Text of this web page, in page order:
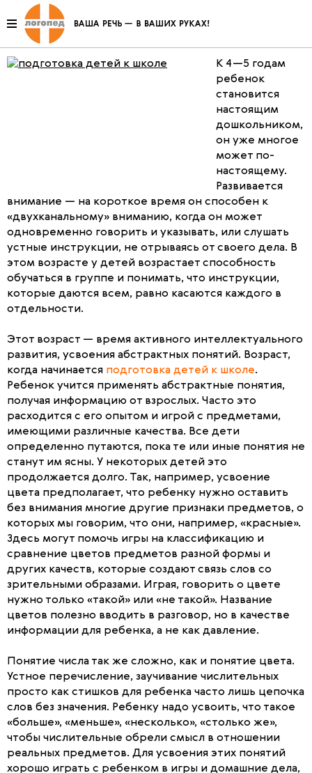
Пятый год жизни ребенка
К 4—5 годам
ребенок
становится
настоящим
дошкольником,
он уже многое
может по-
настоящему.
Развивается
внимание — на короткое время он способен к
«двухканальному» вниманию, когда он может
одновременно говорить и указывать, или слушать
устные инструкции, не отрываясь от своего дела. В
этом возрасте у детей возрастает способность
обучаться в группе и понимать, что инструкции,
которые даются всем, равно касаются каждого в
отдельности.
Этот возраст — время активного интеллектуального
развития, усвоения абстрактных понятий. Возраст,
когда начинается подготовка детей к школе.
Ребенок учится применять абстрактные понятия,
получая информацию от взрослых. Часто это
расходится с его опытом и игрой с предметами,
имеющими различные качества. Все дети
определенно путаются, пока те или иные понятия не
станут им ясны. У некоторых детей это
продолжается долго. Так, например, усвоение
цвета предполагает, что ребенку нужно оставить
без внимания многие другие признаки предметов, о
которых мы говорим, что они, например, «красные».
Здесь могут помочь игры на классификацию и
сравнение цветов предметов разной формы и
других качеств, которые создают связь слов со
зрительными образами. Играя, говорить о цвете
нужно только «такой» или «не такой». Название
цветов полезно вводить в разговор, но в качестве
информации для ребенка, а не как давление.
Понятие числа так же сложно, как и понятие цвета.
Устное перечисление, заучивание числительных
просто как стишков для ребенка часто лишь цепочка
слов без значения. Ребенку надо усвоить, что такое
«больше», «меньше», «несколько», «столько же»,
чтобы числительные обрели смысл в отношении
реальных предметов. Для усвоения этих понятий
хорошо играть с ребенком в игры и домашние дела,